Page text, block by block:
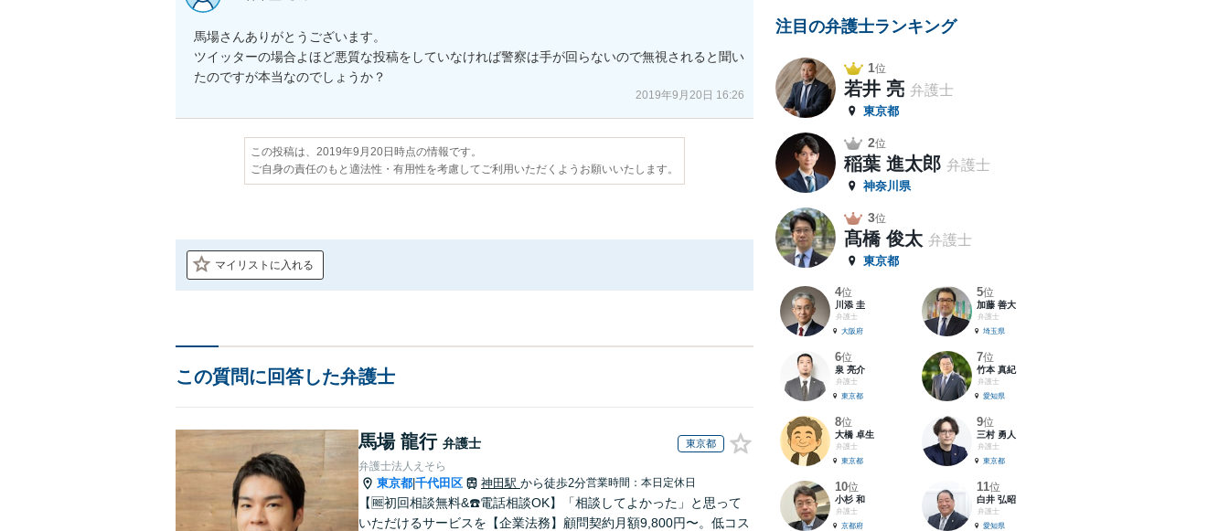
馬場さんありがとうございます。
ツイッターの場合よほど悪質な投稿をしていなければ警察は手が回らないので無視されると聞い
たのですが本当なのでしょうか？
2019年9月20日 16:26
この投稿は、2019年9月20日時点の情報です。
ご自身の責任のもと適法性・有用性を考慮してご利用いただくようお願いいたします。
マイリストに入れる
この質問に回答した弁護士
馬場 龍行 弁護士 東京都
弁護士法人えそら
東京都 千代田区 神田駅 から徒歩2分営業時間：本日定休日
【🆓初回相談無料&☎️電話相談OK】「相談してよかった」と思って
いただけるサービスを【企業法務】顧問契約月額9,800円〜。低コス
注目の弁護士ランキング
1位
若井 亮 弁護士
東京都
2位
稲葉 進太郎 弁護士
神奈川県
3位
髙橋 俊太 弁護士
東京都
4位
川添 圭
弁護士
大阪府
5位
加藤 善大
弁護士
埼玉県
6位
泉 亮介
弁護士
東京都
7位
竹本 真紀
弁護士
愛知県
8位
大橋 卓生
弁護士
東京都
9位
三村 勇人
弁護士
東京都
10位
小杉 和
弁護士
京都府
11位
白井 弘昭
弁護士
愛知県